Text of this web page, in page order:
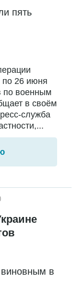
пять
по 26 июня
по военным
в своём
служба
виновным в